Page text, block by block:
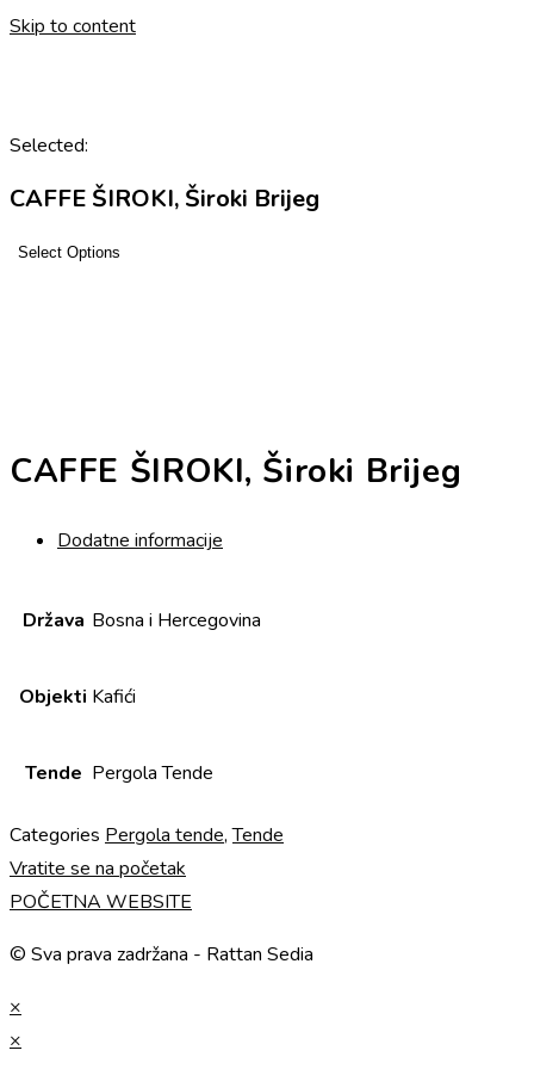
Skip to content
Selected:
CAFFE ŠIROKI, Široki Brijeg
Select Options
CAFFE ŠIROKI, Široki Brijeg
Dodatne informacije
Država Bosna i Hercegovina
Objekti Kafići
Tende Pergola Tende
Categories Pergola tende,Tende
Vratite se na početak
POČETNA WEBSITE
© Sva prava zadržana - Rattan Sedia
×
×